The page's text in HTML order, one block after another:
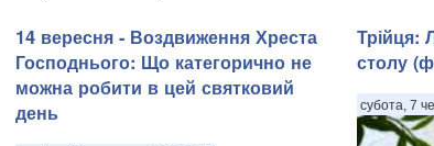
14 вересня - Воздвиження Хреста
Господнього: Що категорично не
можна робити в цей святковий
день
Трійця:
столу
субота, 7